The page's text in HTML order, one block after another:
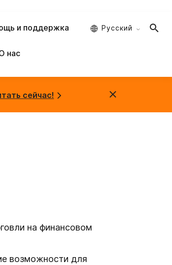
и поддержка Русский
нас
сейчас!
на финансовом
возможности для